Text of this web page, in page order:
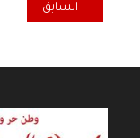
المقال السابق:
السابق